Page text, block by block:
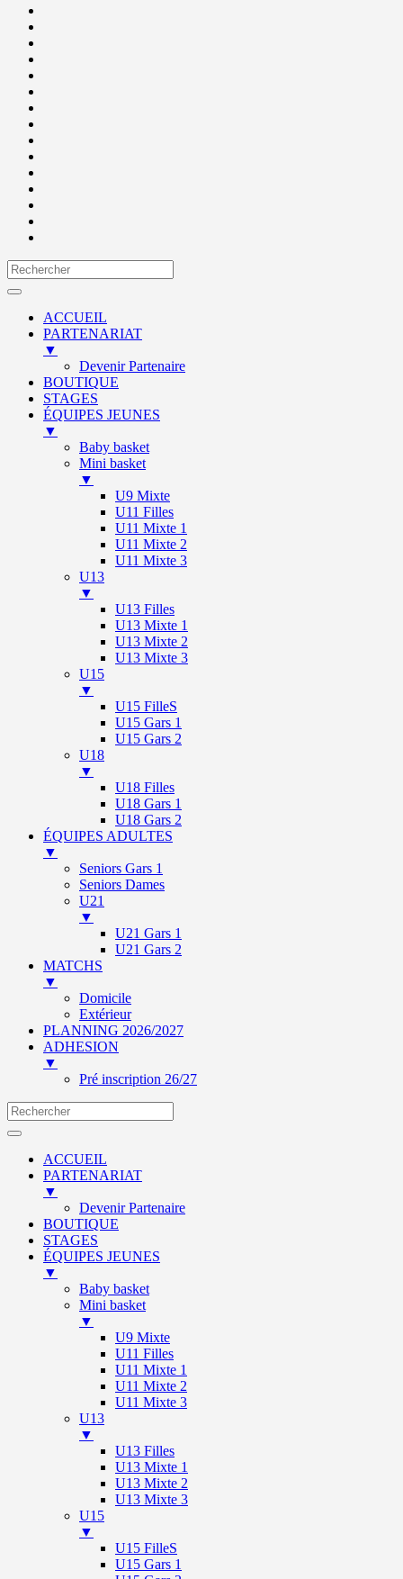
ACCUEIL
PARTENARIAT
▼
Devenir Partenaire
BOUTIQUE
STAGES
ÉQUIPES JEUNES
▼
Baby basket
Mini basket
▼
U9 Mixte
U11 Filles
U11 Mixte 1
U11 Mixte 2
U11 Mixte 3
U13
▼
U13 Filles
U13 Mixte 1
U13 Mixte 2
U13 Mixte 3
U15
▼
U15 FilleS
U15 Gars 1
U15 Gars 2
U18
▼
U18 Filles
U18 Gars 1
U18 Gars 2
ÉQUIPES ADULTES
▼
Seniors Gars 1
Seniors Dames
U21
▼
U21 Gars 1
U21 Gars 2
MATCHS
▼
Domicile
Extérieur
PLANNING 2026/2027
ADHESION
▼
Pré inscription 26/27
ACCUEIL
PARTENARIAT
▼
Devenir Partenaire
BOUTIQUE
STAGES
ÉQUIPES JEUNES
▼
Baby basket
Mini basket
▼
U9 Mixte
U11 Filles
U11 Mixte 1
U11 Mixte 2
U11 Mixte 3
U13
▼
U13 Filles
U13 Mixte 1
U13 Mixte 2
U13 Mixte 3
U15
▼
U15 FilleS
U15 Gars 1